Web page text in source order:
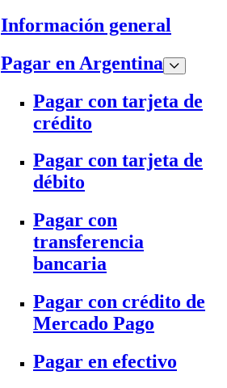
Información general
Pagar en Argentina
Pagar con tarjeta de
crédito
Pagar con tarjeta de
débito
Pagar con
transferencia
bancaria
Pagar con crédito de
Mercado Pago
Pagar en efectivo